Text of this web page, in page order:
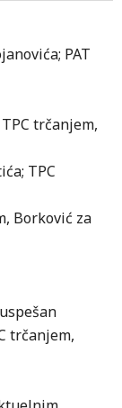
PAT
trčanjem,
TPC
Borković za
trčanjem,